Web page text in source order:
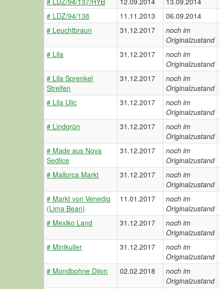
# LDZ/94/138
11.11.2013
06.09.2014
# Leuchtbraun
31.12.2017
noch im
Originalzustand
# Lila
31.12.2017
noch im
Originalzustand
# Lila Sprenkel
Streifen
31.12.2017
noch im
Originalzustand
# Lila Ulic
31.12.2017
noch im
Originalzustand
# Lindgrün
31.12.2017
noch im
Originalzustand
# Made aus Nova
Sedlice
31.12.2017
noch im
Originalzustand
# Mallorca Markt
31.12.2017
noch im
Originalzustand
# Markt von Venedig
(Lima Bean)
11.01.2017
noch im
Originalzustand
# Mexiko Land
31.12.2017
noch im
Originalzustand
# Minikuller
31.12.2017
noch im
Originalzustand
# Mondbohne Dijon
02.02.2018
noch im
Originalzustand